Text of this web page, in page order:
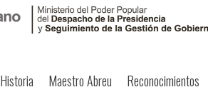
Historia Maestro Abreu Reconocimientos